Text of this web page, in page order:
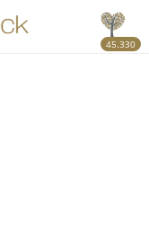
45.330